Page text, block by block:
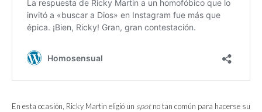
En esta ocasión, Ricky Martin eligió un spotno tan común para hacerse su